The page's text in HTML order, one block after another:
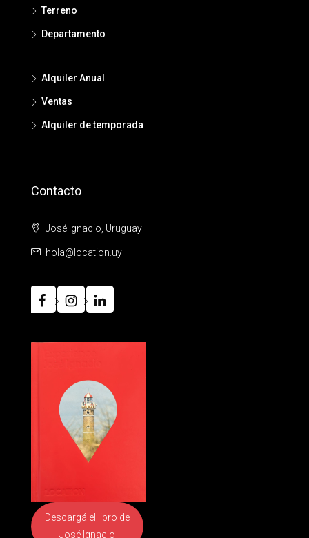
Terreno
Departamento
Alquiler Anual
Ventas
Alquiler de temporada
Contacto
José Ignacio, Uruguay
hola@location.uy
Descargá el libro de
José Ignacio